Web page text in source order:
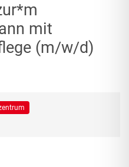
mit
(m/w/d)